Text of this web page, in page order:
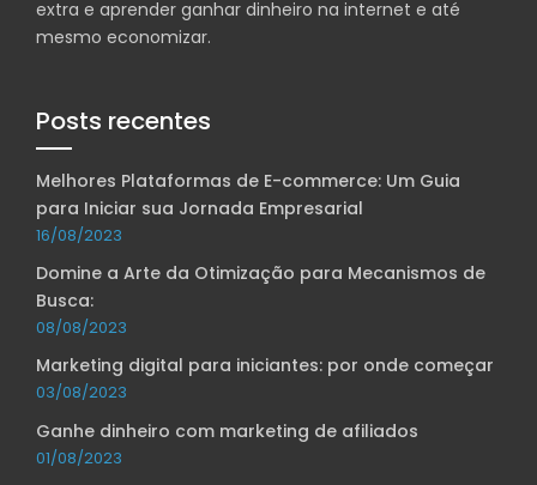
extra e aprender ganhar dinheiro na internet e até
mesmo economizar.
Posts recentes
Melhores Plataformas de E-commerce: Um Guia
para Iniciar sua Jornada Empresarial
16/08/2023
Domine a Arte da Otimização para Mecanismos de
Busca:
08/08/2023
Marketing digital para iniciantes: por onde começar
03/08/2023
Ganhe dinheiro com marketing de afiliados
01/08/2023